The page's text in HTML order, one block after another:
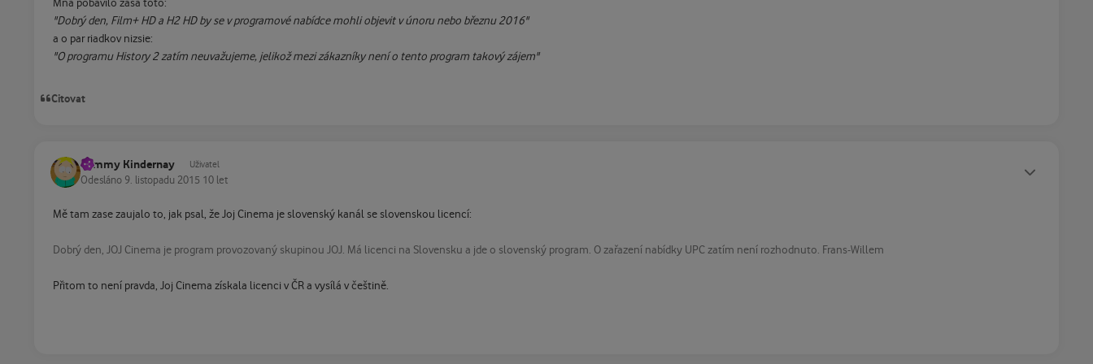
Mna pobavilo zasa toto:
"Dobrý den, Film+ HD a H2 HD by se v programové nabídce mohli objevit v únoru nebo březnu 2016"
a o par riadkov nizsie:
"O programu History 2 zatím neuvažujeme, jelikož mezi zákazníky není o tento program takový zájem"
Citovat
Tommy Kindernay Uživatel
Odesláno 9. listopadu 2015 10 let
Mě tam zase zaujalo to, jak psal, že Joj Cinema je slovenský kanál se slovenskou licencí:
Dobrý den, JOJ Cinema je program provozovaný skupinou JOJ. Má licenci na Slovensku a jde o slovenský program. O zařazení nabídky UPC zatím není rozhodnuto. Frans-Willem
Přitom to není pravda, Joj Cinema získala licenci v ČR a vysílá v češtině.